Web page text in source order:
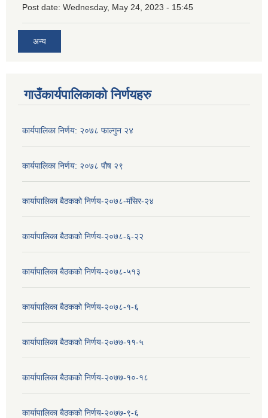
Post date: Wednesday, May 24, 2023 - 15:45
अन्य
गाउँकार्यपालिकाको निर्णयहरु
कार्यपालिका निर्णय: २०७८ फाल्गुन २४
कार्यपालिका निर्णय: २०७८ पौष २९
कार्यापालिका बैठकको निर्णय-२०७८-मंसिर-२४
कार्यापालिका बैठकको निर्णय-२०७८-६-२२
कार्यापालिका बैठकको निर्णय-२०७८-५१३
कार्यापालिका बैठकको निर्णय-२०७८-१-६
कार्यापालिका बैठकको निर्णय-२०७७-११-५
कार्यापालिका बैठकको निर्णय-२०७७-१०-१८
कार्यापालिका बैठकको निर्णय-२०७७-९-६